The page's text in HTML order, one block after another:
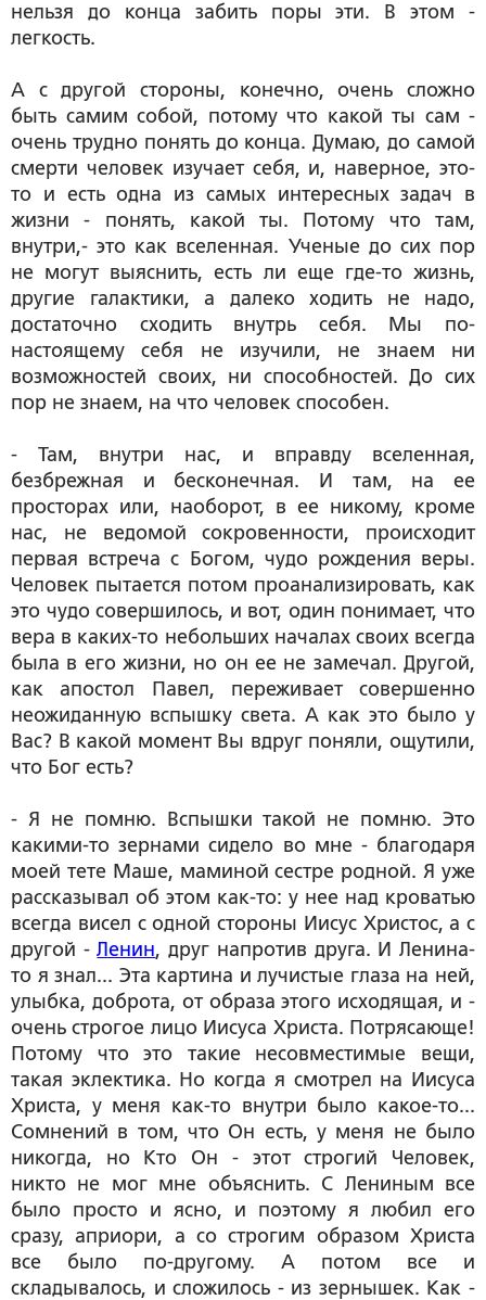
нельзя до конца забить поры эти. В этом -
легкость.
А с другой стороны, конечно, очень сложно
быть самим собой, потому что какой ты сам -
очень трудно понять до конца. Думаю, до самой
смерти человек изучает себя, и, наверное, это-
то и есть одна из самых интересных задач в
жизни - понять, какой ты. Потому что там,
внутри,- это как вселенная. Ученые до сих пор
не могут выяснить, есть ли еще где-то жизнь,
другие галактики, а далеко ходить не надо,
достаточно сходить внутрь себя. Мы по-
настоящему себя не изучили, не знаем ни
возможностей своих, ни способностей. До сих
пор не знаем, на что человек способен.
- Там, внутри нас, и вправду вселенная,
безбрежная и бесконечная. И там, на ее
просторах или, наоборот, в ее никому, кроме
нас, не ведомой сокровенности, происходит
первая встреча с Богом, чудо рождения веры.
Человек пытается потом проанализировать, как
это чудо совершилось, и вот, один понимает, что
вера в каких-то небольших началах своих всегда
была в его жизни, но он ее не замечал. Другой,
как апостол Павел, переживает совершенно
неожиданную вспышку света. А как это было у
Вас? В какой момент Вы вдруг поняли, ощутили,
что Бог есть?
- Я не помню. Вспышки такой не помню. Это
какими-то зернами сидело во мне - благодаря
моей тете Маше, маминой сестре родной. Я уже
рассказывал об этом как-то: у нее над кроватью
всегда висел с одной стороны Иисус Христос, а с
другой -Ленин, друг напротив друга. И Ленина-
то я знал... Эта картина и лучистые глаза на ней,
улыбка, доброта, от образа этого исходящая, и -
очень строгое лицо Иисуса Христа. Потрясающе!
Потому что это такие несовместимые вещи,
такая эклектика. Но когда я смотрел на Иисуса
Христа, у меня как-то внутри было какое-то...
Сомнений в том, что Он есть, у меня не было
никогда, но Кто Он - этот строгий Человек,
никто не мог мне объяснить. С Лениным все
было просто и ясно, и поэтому я любил его
сразу, априори, а со строгим образом Христа
все было по-другому. А потом все и
складывалось, и сложилось - из зернышек. Как -